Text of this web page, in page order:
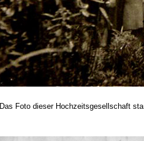
Das Foto dieser Hochzeitsgesellschaft